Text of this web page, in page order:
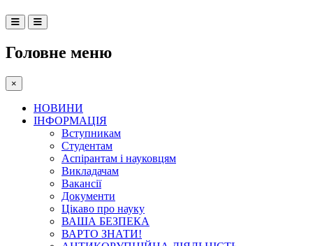
Головне меню
×
НОВИНИ
ІНФОРМАЦІЯ
Вступникам
Студентам
Аспірантам і науковцям
Викладачам
Вакансії
Документи
Цікаво про науку
ВАША БЕЗПЕКА
ВАРТО ЗНАТИ!